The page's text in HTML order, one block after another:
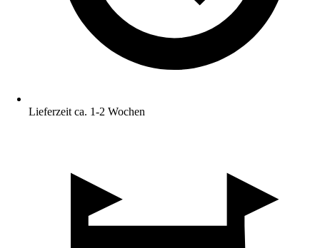
Lieferzeit ca. 1-2 Wochen